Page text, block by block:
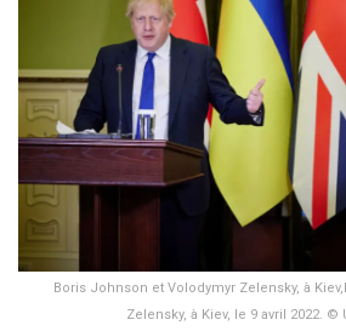
Boris Johnson et Volodymyr Zelensky, à
Zelensky, à Kiev, le 9 avril 2022.